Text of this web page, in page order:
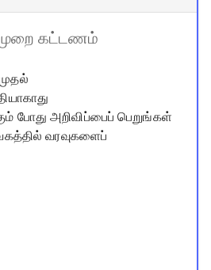
கட்டணம்
போது அறிவிப்பைப் பெறுங்கள்
வரவுகளைப்